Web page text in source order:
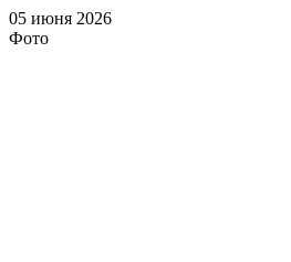
05 июня 2026
Фото